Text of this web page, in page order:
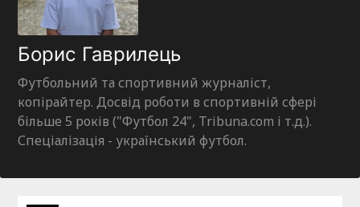
Борис Гаврилець
Футбольний та спортивний журналіст,
копірайтер. Досвід роботи в спортивній сфері
більше 5 років ("Футбол 24", Tribuna.com і т.д.).
Спеціалізація - український футбол.